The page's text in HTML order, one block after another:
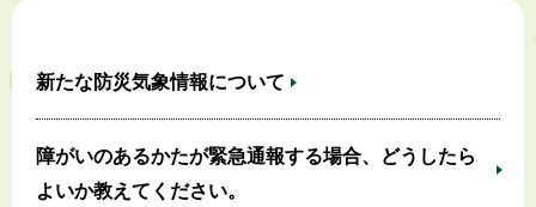
新たな防災気象情報について
障がいのあるかたが緊急通報する場合、どうしたら
よいか教えてください。